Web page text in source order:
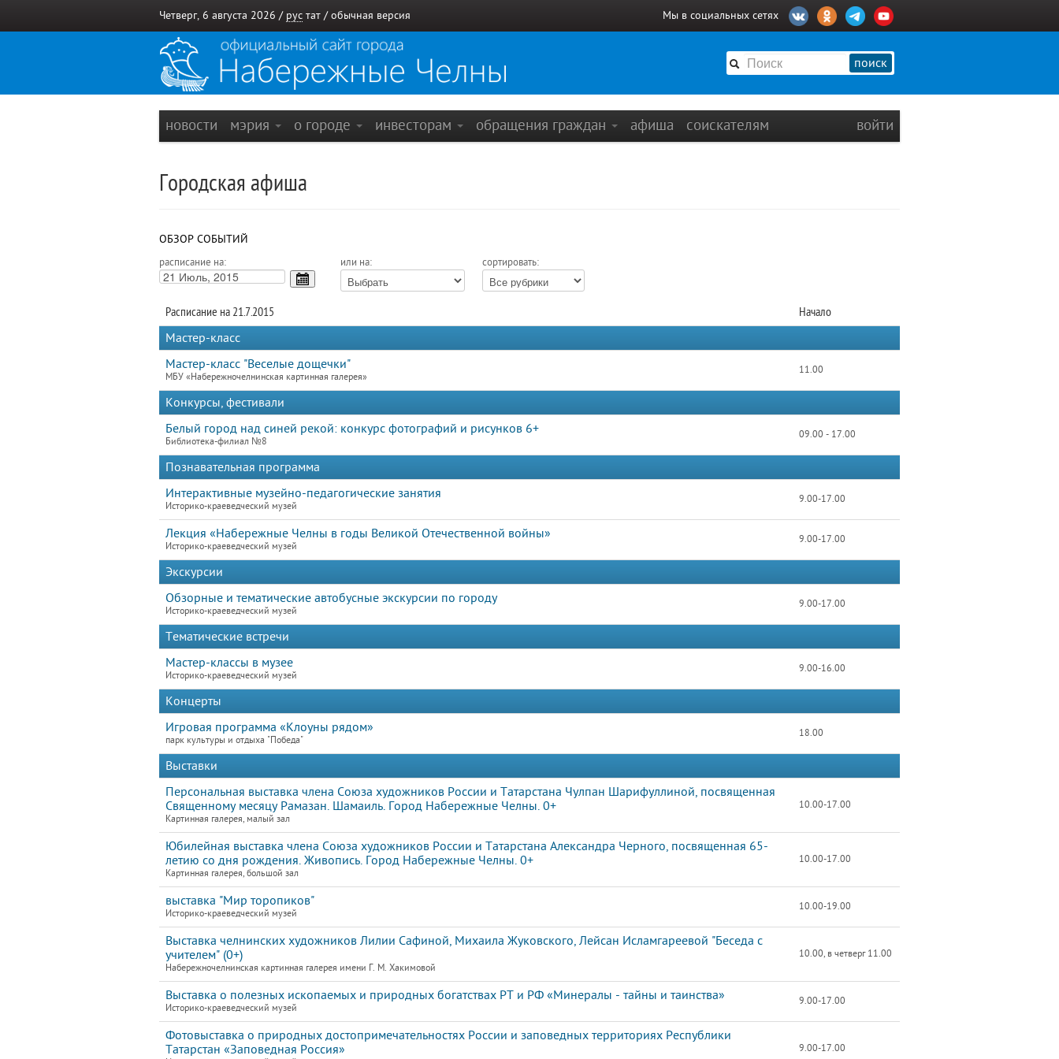
Четверг, 6 августа 2026 / рус тат / обычная версия Мы в социальных сетях
поиск
новости мэрия о городе инвесторам обращения граждан афиша соискателям войти
Городская афиша
ОБЗОР СОБЫТИЙ
расписание на: или на: сортировать:
Расписание на 21.7.2015
Начало
Мастер-класс
Мастер-класс "Веселые дощечки"
МБУ «Набережночелнинская картинная галерея»
11.00
Конкурсы, фестивали
Белый город над синей рекой: конкурс фотографий и рисунков 6+
Библиотека-филиал №8
09.00 - 17.00
Познавательная программа
Интерактивные музейно-педагогические занятия
Историко-краеведческий музей
9.00-17.00
Лекция «Набережные Челны в годы Великой Отечественной войны»
Историко-краеведческий музей
9.00-17.00
Экскурсии
Обзорные и тематические автобусные экскурсии по городу
Историко-краеведческий музей
9.00-17.00
Тематические встречи
Мастер-классы в музее
Историко-краеведческий музей
9.00-16.00
Концерты
Игровая программа «Клоуны рядом»
парк культуры и отдыха "Победа"
18.00
Выставки
Персональная выставка члена Союза художников России и Татарстана Чулпан Шарифуллиной, посвященная
Священному месяцу Рамазан. Шамаиль. Город Набережные Челны. 0+
Картинная галерея, малый зал
10.00-17.00
Юбилейная выставка члена Союза художников России и Татарстана Александра Черного, посвященная 65-
летию со дня рождения. Живопись. Город Набережные Челны. 0+
Картинная галерея, большой зал
10.00-17.00
выставка "Мир торопиков"
Историко-краеведческий музей
10.00-19.00
Выставка челнинских художников Лилии Сафиной, Михаила Жуковского, Лейсан Исламгареевой "Беседа с
учителем" (0+)
Набережночелнинская картинная галерея имени Г. М. Хакимовой
10.00, в четверг 11.00
Выставка о полезных ископаемых и природных богатствах РТ и РФ «Минералы - тайны и таинства»
Историко-краеведческий музей
9.00-17.00
Фотовыставка о природных достопримечательностях России и заповедных территориях Республики
Татарстан «Заповедная Россия»
9.00-17.00